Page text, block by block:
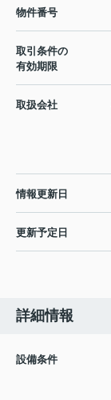
物件番号
取引条件の
有効期限
取扱会社
情報更新日
更新予定日
詳細情報
設備条件